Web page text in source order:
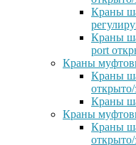
Краны
Краны
port
Краны
Краны
Краны
Краны
Краны